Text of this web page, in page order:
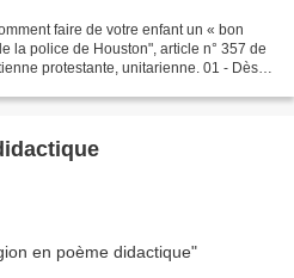
faire de votre enfant un « bon
la police de Houston", article n° 357 de
protestante, unitarienne. 01 - Dès